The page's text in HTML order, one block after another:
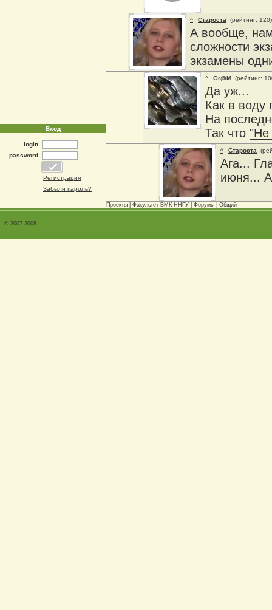
^ Староста (рейтинг:
А вообще,
сложности
экзамены
^ Gr@M (рейтинг:
Да уж...
Как в воду
На
Так что "Не
^ Староста
Ага...
июня... А
Проекты Факультет ВМК ННГУ Форумы Общий
Вход
login
password
Регистрация
Забыли пароль?
© 2007-2008